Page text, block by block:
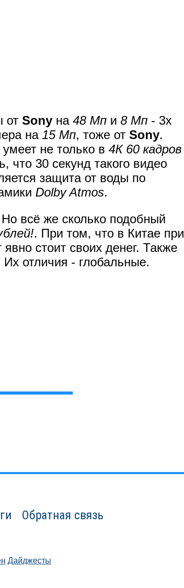
от Sony на 48 Мп и 8 Мп - 3х
на 15 Мп, тоже от Sony.
не только в 4К 60 кадров
что 30 секунд такого видео
защита от воды по
Dolby Atmos.
всё же сколько подобный
. При том, что в Китае при
стоит своих денег. Также
Их отличия - глобальные.
Обратная связь
Дайджесты